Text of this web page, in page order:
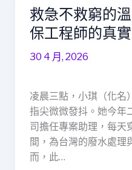
外
交
集
救急不救窮的
保工程師的真
30 4 月, 2026
凌晨三點，小琪（化名
指尖微微發抖。她今年
司擔任專案助理，每天
間，為台灣的廢水處理
而，此…
救
急
不
救
溫
暖
力
量：
一